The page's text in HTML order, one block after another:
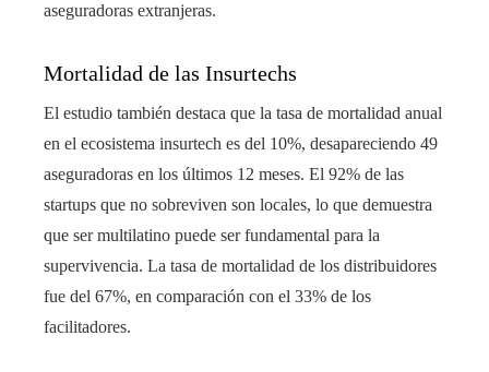
aseguradoras extranjeras.
Mortalidad de las Insurtechs
El estudio también destaca que la tasa de mortalidad anual
en el ecosistema insurtech es del 10%, desapareciendo 49
aseguradoras en los últimos 12 meses. El 92% de las
startups que no sobreviven son locales, lo que demuestra
que ser multilatino puede ser fundamental para la
supervivencia. La tasa de mortalidad de los distribuidores
fue del 67%, en comparación con el 33% de los
facilitadores.